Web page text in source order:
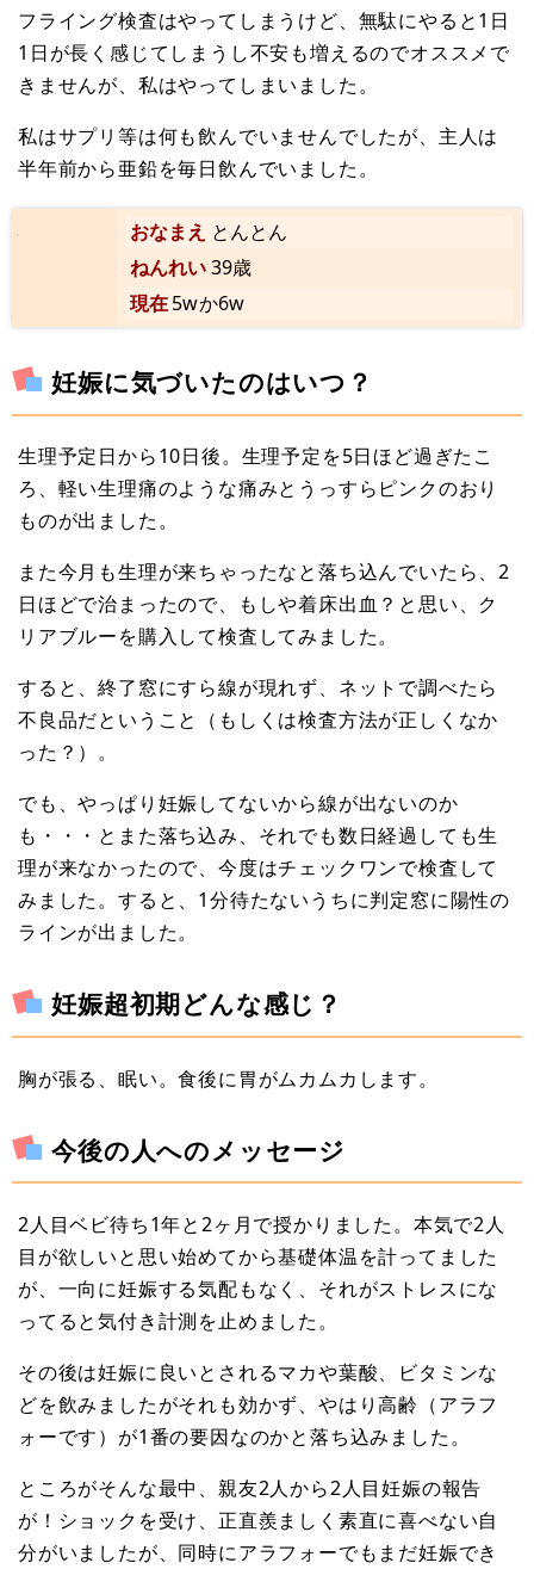
フライング検査はやってしまうけど、無駄にやると1日
1日が長く感じてしまうし不安も増えるのでオススメで
きませんが、私はやってしまいました。
私はサプリ等は何も飲んでいませんでしたが、主人は
半年前から亜鉛を毎日飲んでいました。
おなまえ とんとん
ねんれい39歳
現在5wか6w
妊娠に気づいたのはいつ？
生理予定日から10日後。生理予定を5日ほど過ぎたこ
ろ、軽い生理痛のような痛みとうっすらピンクのおり
ものが出ました。
また今月も生理が来ちゃったなと落ち込んでいたら、2
日ほどで治まったので、もしや着床出血？と思い、ク
リアブルーを購入して検査してみました。
すると、終了窓にすら線が現れず、ネットで調べたら
不良品だということ（もしくは検査方法が正しくなか
った？）。
でも、やっぱり妊娠してないから線が出ないのか
も・・・とまた落ち込み、それでも数日経過しても生
理が来なかったので、今度はチェックワンで検査して
みました。すると、1分待たないうちに判定窓に陽性の
ラインが出ました。
妊娠超初期どんな感じ？
胸が張る、眠い。食後に胃がムカムカします。
今後の人へのメッセージ
2人目ベビ待ち1年と2ヶ月で授かりました。本気で2人
目が欲しいと思い始めてから基礎体温を計ってました
が、一向に妊娠する気配もなく、それがストレスにな
ってると気付き計測を止めました。
その後は妊娠に良いとされるマカや葉酸、ビタミンな
どを飲みましたがそれも効かず、やはり高齢（アラフ
ォーです）が1番の要因なのかと落ち込みました。
ところがそんな最中、親友2人から2人目妊娠の報告
が！ショックを受け、正直羨ましく素直に喜べない自
分がいましたが、同時にアラフォーでもまだ妊娠でき